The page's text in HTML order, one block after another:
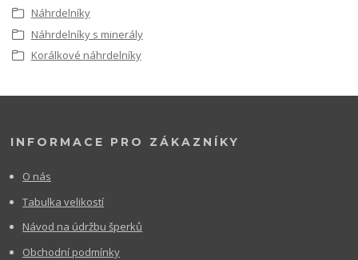
Náhrdelníky
Náhrdelníky s minerály
Korálkové náhrdelníky
INFORMACE PRO ZÁKAZNÍKY
O nás
Tabulka velikostí
Návod na údržbu šperků
Obchodní podmínky